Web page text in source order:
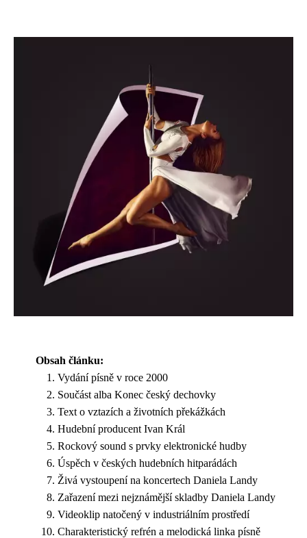
Obsah článku:
Vydání písně v roce 2000
Součást alba Konec český dechovky
Text o vztazích a životních překážkách
Hudební producent Ivan Král
Rockový sound s prvky elektronické hudby
Úspěch v českých hudebních hitparádách
Živá vystoupení na koncertech Daniela Landy
Zařazení mezi nejznámější skladby Daniela Landy
Videoklip natočený v industriálním prostředí
Charakteristický refrén a melodická linka písně